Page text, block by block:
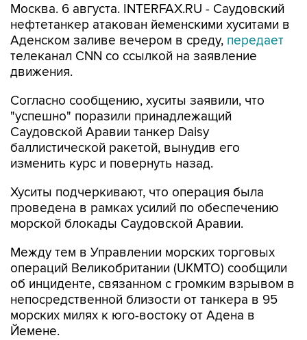
Москва. 6 августа. INTERFAX.RU - Саудовский
нефтетанкер атакован йеменскими хуситами в
Аденском заливе вечером в среду, передает
телеканал CNN со ссылкой на заявление
движения.
Согласно сообщению, хуситы заявили, что
"успешно" поразили принадлежащий
Саудовской Аравии танкер Daisy
баллистической ракетой, вынудив его
изменить курс и повернуть назад.
Хуситы подчеркивают, что операция была
проведена в рамках усилий по обеспечению
морской блокады Саудовской Аравии.
Между тем в Управлении морских торговых
операций Великобритании (UKMTO) сообщили
об инциденте, связанном с громким взрывом в
непосредственной близости от танкера в 95
морских милях к юго-востоку от Адена в
Йемене.